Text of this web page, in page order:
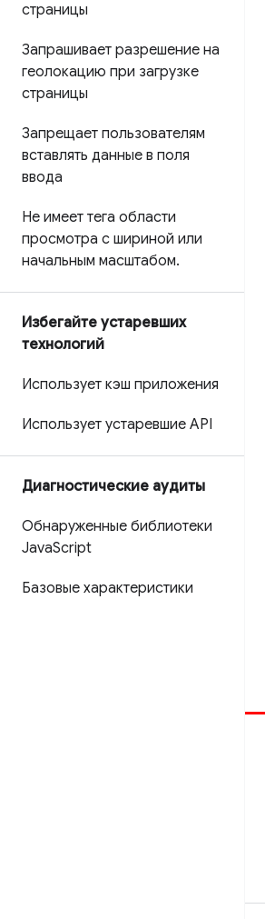
страницы
Запрашивает разрешение на
геолокацию при загрузке
страницы
Запрещает пользователям
вставлять данные в поля
ввода
Не имеет тега области
просмотра с шириной или
начальным масштабом.
Избегайте устаревших
технологий
Использует кэш приложения
Использует устаревшие API
Диагностические аудиты
Обнаруженные библиотеки
JavaScript
Базовые характеристики